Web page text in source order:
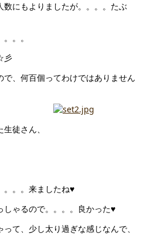
にもよりましたが。。。。たぶ
。。
彡
、何百個ってわけではありません
う☆彡
徒さん、
。。。来ましたね♥
しゃるので。。。。良かった♥
て、少し太り過ぎな感じなんで、